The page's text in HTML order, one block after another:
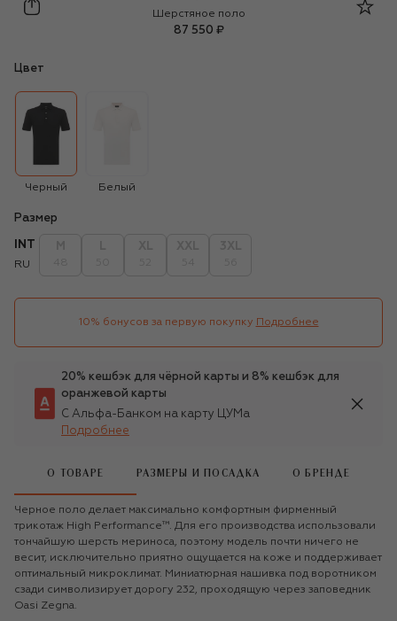
Zegna
Шерстяное поло
87 550 ₽
Цвет
Черный Белый
Размер
INT
RU
10% бонусов за первую покупку Подробнее
20% кешбэк для чёрной карты и 8% кешбэк для
оранжевой карты
С Альфа-Банком на карту ЦУМа
Подробнее
О ТОВАРЕ РАЗМЕРЫ И ПОСАДКА О БРЕНДЕ
Черное поло делает максимально комфортным фирменный
трикотаж High Performance™. Для его производства использовали
тончайшую шерсть мериноса, поэтому модель почти ничего не
весит, исключительно приятно ощущается на коже и поддерживает
оптимальный микроклимат. Миниатюрная нашивка под воротником
сзади символизирует дорогу 232, проходящую через заповедник
Oasi Zegna.